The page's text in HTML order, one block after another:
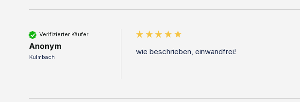
Verifizierter Käufer
Anonym
Kulmbach
wie beschrieben, einwandfrei!